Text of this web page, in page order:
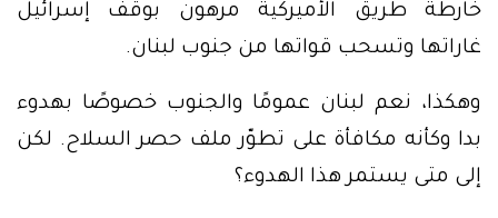
خارطة طريق الأميركية مرهون بوقف إسرائيل
غاراتها وتسحب قواتها من جنوب لبنان.
وهكذا، نعم لبنان عمومًا والجنوب خصوصًا بهدوء
بدا وكأنه مكافأة على تطوّر ملف حصر السلاح. لكن
إلى متى يستمر هذا الهدوء؟